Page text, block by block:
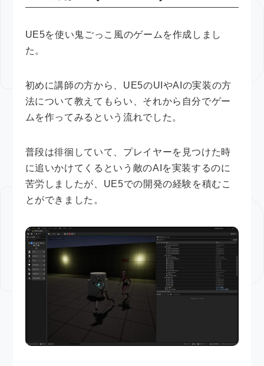
UE5を使い鬼ごっこ風のゲームを作成しまし
た。
初めに講師の方から、UE5のUIやAIの実装の方
法について教えてもらい、それから自分でゲー
ムを作ってみるという流れでした。
普段は徘徊していて、プレイヤーを見つけた時
に追いかけてくるという敵のAIを実装するのに
苦労しましたが、UE5での開発の経験を積むこ
とができました。